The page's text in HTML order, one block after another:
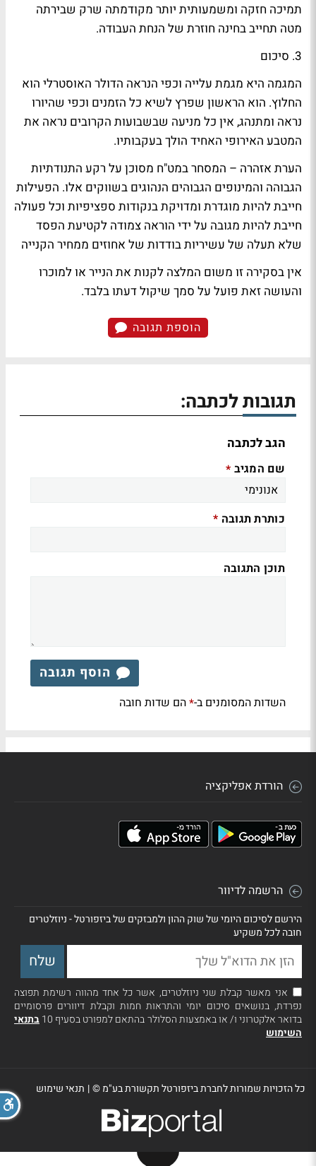
תמיכה חזקה ומשמעותית יותר מקודמתה שרק שבירתה
מטה תחייב בחינה חוזרת של הנחת העבודה.
3. סיכום
המגמה היא מגמת עלייה וכפי הנראה הדולר האוסטרלי הוא
החלוץ. הוא הראשון שפרץ לשיא כל הזמנים וכפי שהיורו
נראה ומתנהג, אין כל מניעה שבשבועות הקרובים נראה את
המטבע האירופי האחיד הולך בעקבותיו.
הערת אזהרה – המסחר במט"ח מסוכן על רקע התנודתיות
הגבוהה והמינופים הגבוהים הנהוגים בשווקים אלו. הפעילות
חייבת להיות מוגדרת ומדויקת בנקודות ספציפיות וכל פעולה
חייבת להיות מגובה על ידי הוראה צמודה לקטיעת הפסד
שלא תעלה של עשיריות בודדות של אחוזים ממחיר הקנייה
אין בסקירה זו משום המלצה לקנות את הנייר או למוכרו
והעושה זאת פועל על סמך שיקול דעתו בלבד.
הוספת תגובה
תגובות לכתבה:
הגב לכתבה
שם המגיב *
כותרת תגובה *
תוכן התגובה
הוסף תגובה
השדות המסומנים ב-*הם שדות חובה
הורדת אפליקציה
הרשמה לדיוור
הירשם לסיכום היומי של שוק ההון ולמבזקים של ביזפורטל - ניוזלטרים
חובה לכל משקיע
אני מאשר קבלת שני ניוזלטרים, אשר כל אחד מהווה רשימת תפוצה
נפרדת, בנושאים סיכום יומי והתראות חמות וקבלת דיוורים פרסומיים
בדואר אלקטרוני ו/ או באמצעות הסלולר בהתאם למפורט בסעיף 10
בתנאי
השימוש
כל הזכויות שמורות לחברת ביזפורטל תקשורת בע"מ ©| תנאי שימוש